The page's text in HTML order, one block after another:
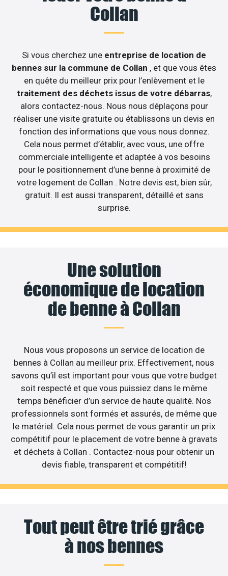
Collan
Si vous cherchez une entreprise de location de
bennes sur la commune de Collan , et que vous êtes
en quête du meilleur prix pour l’enlèvement et le
traitement des déchets issus de votre débarras,
alors contactez-nous. Nous nous déplaçons pour
réaliser une visite gratuite ou établissons un devis en
fonction des informations que vous nous donnez.
Cela nous permet d’établir, avec vous, une offre
commerciale intelligente et adaptée à vos besoins
pour le positionnement d’une benne à proximité de
votre logement de Collan . Notre devis est, bien sûr,
gratuit. Il est aussi transparent, détaillé et sans
surprise.
Une solution
économique de location
de benne à Collan
Nous vous proposons un service de location de
bennes à Collan au meilleur prix. Effectivement, nous
savons qu’il est important pour vous que votre budget
soit respecté et que vous puissiez dans le même
temps bénéficier d’un service de haute qualité. Nos
professionnels sont formés et assurés, de même que
le matériel. Cela nous permet de vous garantir un prix
compétitif pour le placement de votre benne à gravats
et déchets à Collan . Contactez-nous pour obtenir un
devis fiable, transparent et compétitif!
Tout peut être trié grâce
à nos bennes